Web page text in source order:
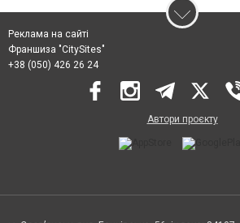
Реклама на сайті
Франшиза "CitySites"
+38 (050) 426 26 24
Автори проєкту